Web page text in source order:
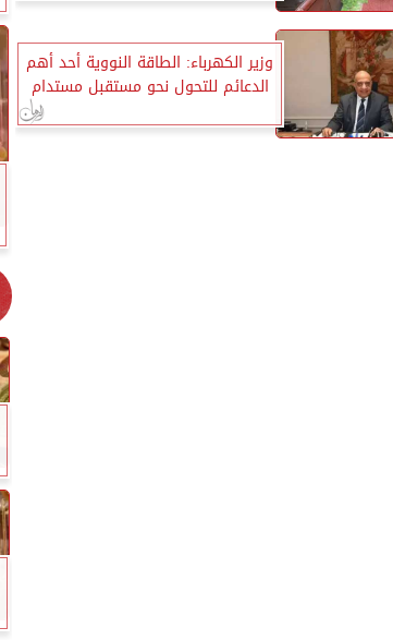
وزير الكهرباء: الطاقة النووية أحد أهم
الدعائم للتحول نحو مستقبل مستدام